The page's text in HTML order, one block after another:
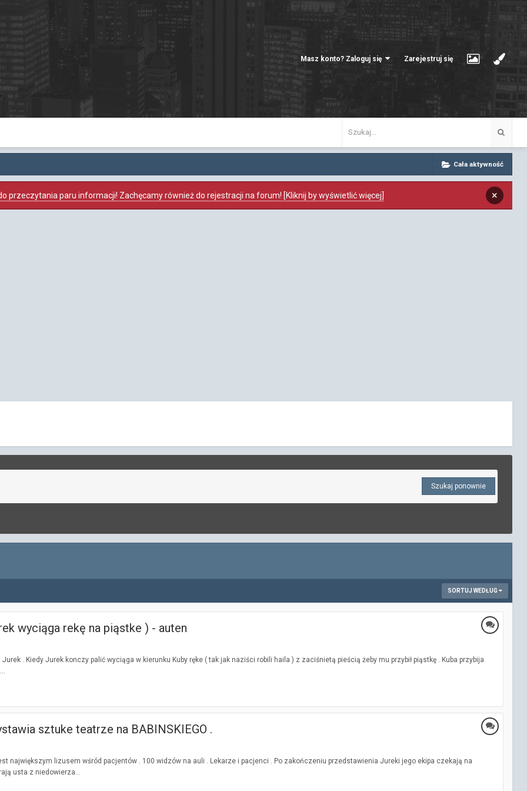
Masz konto? Zaloguj się Zarejestruj się
Cała aktywność
przeczytania paru informacji! Zachęcamy również do rejestracji na forum! [Kliknij by wyświetlić więcej] ×
Szukaj ponownie
SORTUJ WEDŁUG
wyciąga rekę na piąstke ) - auten
. Kiedy Jurek konczy palić wyciąga w kierunku Kuby ręke ( tak jak naziści robili haila ) z zaciśnietą pieścią żeby mu przybił piąstkę . Kuba przybija
sztuke teatrze na BABINSKIEGO .
największym lizusem wśród pacjentów . 100 widzów na auli . Lekarze i pacjenci . Po zakończeniu przedstawienia Jureki jego ekipa czekają na
usta z niedowierza...